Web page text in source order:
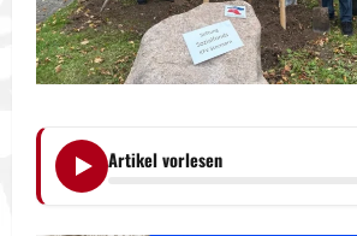
Artikel vorlesen